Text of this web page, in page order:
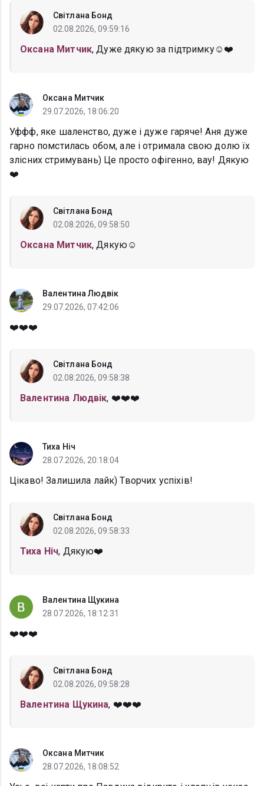
Світлана Бонд
02.08.2026, 09:59:16
Оксана Митчик, Дуже дякую за підтримку☺️❤️
Оксана Митчик
29.07.2026, 18:06:20
Уффф, яке шаленство, дуже і дуже гаряче! Аня дуже
гарно помстилась обом, але і отримала свою долю їх
злісних стримувань) Це просто офігенно, вау! Дякую
❤️
Світлана Бонд
02.08.2026, 09:58:50
Оксана Митчик, Дякую☺️
Валентина Людвік
29.07.2026, 07:42:06
❤️❤️❤️
Світлана Бонд
02.08.2026, 09:58:38
Валентина Людвік, ❤️❤️❤️
Тиха Ніч
28.07.2026, 20:18:04
Цікаво! Залишила лайк) Творчих успіхів!
Світлана Бонд
02.08.2026, 09:58:33
Тиха Ніч, Дякую❤️
Валентина Щукина
28.07.2026, 18:12:31
❤️❤️❤️
Світлана Бонд
02.08.2026, 09:58:28
Валентина Щукина, ❤️❤️❤️
Оксана Митчик
28.07.2026, 18:08:52